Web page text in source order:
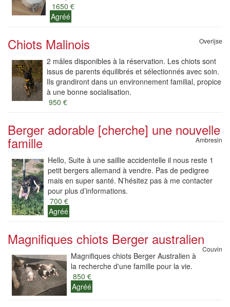
1650 €
Agréé
Chiots Malinois Overijse
2 mâles disponibles à la réservation. Les chiots sont
issus de parents équilibrés et sélectionnés avec soin.
Ils grandiront dans un environnement familial, propice
à une bonne socialisation.
950 €
Berger adorable [cherche] une nouvelle
famille Ambresin
Hello, Suite à une saillie accidentelle il nous reste 1
petit bergers allemand à vendre. Pas de pedigree
mais en super santé. N’hésitez pas à me contacter
pour plus d’informations.
700 €
Agréé
Magnifiques chiots Berger australien
Couvin
Magnifiques chiots Berger Australien à
la recherche d'une famille pour la vie.
850 €
Agréé